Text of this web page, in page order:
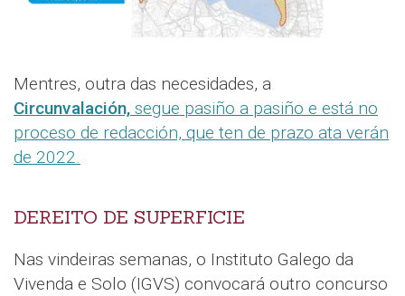
Mentres, outra das necesidades, a
Circunvalación, segue pasiño a pasiño e está no
proceso de redacción, que ten de prazo ata verán
de 2022.
DEREITO DE SUPERFICIE
Nas vindeiras semanas, o Instituto Galego da
Vivenda e Solo (IGVS) convocará outro concurso